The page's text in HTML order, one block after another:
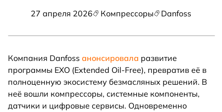
27 апреля 2026 Компрессоры Danfoss
Компания Danfoss анонсировала развитие
программы EXO (Extended Oil-Free), превратив её в
полноценную экосистему безмасляных решений. В
неё вошли компрессоры, системные компоненты,
датчики и цифровые сервисы. Одновременно